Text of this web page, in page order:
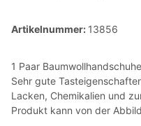
Artikelnummer: 13856
1 Paar
Sehr gute
Lacken, Chemikalien und
Produkt kann von der